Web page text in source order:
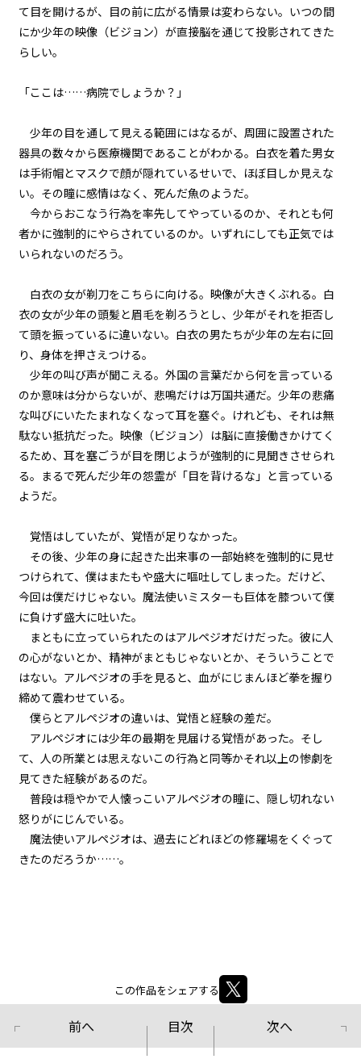
明朝
横組み
第１話
『Serial killer（連続殺人鬼）』
＜２１＞
『Serial killer（連続殺人鬼）』
第１話
『Serial killer（連続殺人鬼）』
＜２３＞
第１話
『Serial killer（連続殺人鬼）』
第２話
『Monsters（怪物たち）』＜１
＞
『Monsters（怪物たち）』＜２
＞
第２話
『Monsters（怪物たち）』＜３
＞
第２話
『Monsters（怪物たち）』＜５
＞
第２話
『Monsters（怪物たち）』＜６
＞
『Monsters（怪物たち）』＜７
＞
『Monsters（怪物たち）』＜８
＞
第２話
『Monsters（怪物たち）』＜１
第２話
て目を開けるが、目の前に広がる情景は変わらない。いつの間
にか少年の映像（ビジョン）が直接脳を通じて投影されてきた
らしい。
「ここは……病院でしょうか？」
少年の目を通して見える範囲にはなるが、周囲に設置された
器具の数々から医療機関であることがわかる。白衣を着た男女
は手術帽とマスクで顔が隠れているせいで、ほぼ目しか見えな
い。その瞳に感情はなく、死んだ魚のようだ。
今からおこなう行為を率先してやっているのか、それとも何
者かに強制的にやらされているのか。いずれにしても正気では
いられないのだろう。
白衣の女が剃刀をこちらに向ける。映像が大きくぶれる。白
衣の女が少年の頭髪と眉毛を剃ろうとし、少年がそれを拒否し
て頭を振っているに違いない。白衣の男たちが少年の左右に回
り、身体を押さえつける。
少年の叫び声が聞こえる。外国の言葉だから何を言っている
のか意味は分からないが、悲鳴だけは万国共通だ。少年の悲痛
な叫びにいたたまれなくなって耳を塞ぐ。けれども、それは無
駄ない抵抗だった。映像（ビジョン）は脳に直接働きかけてく
るため、耳を塞ごうが目を閉じようが強制的に見聞きさせられ
る。まるで死んだ少年の怨霊が「目を背けるな」と言っている
ようだ。
覚悟はしていたが、覚悟が足りなかった。
その後、少年の身に起きた出来事の一部始終を強制的に見せ
つけられて、僕はまたもや盛大に嘔吐してしまった。だけど、
今回は僕だけじゃない。魔法使いミスターも巨体を膝ついて僕
に負けず盛大に吐いた。
まともに立っていられたのはアルペジオだけだった。彼に人
の心がないとか、精神がまともじゃないとか、そういうことで
はない。アルペジオの手を見ると、血がにじまんほど拳を握り
締めて震わせている。
僕らとアルペジオの違いは、覚悟と経験の差だ。
アルペジオには少年の最期を見届ける覚悟があった。そし
て、人の所業とは思えないこの行為と同等かそれ以上の惨劇を
見てきた経験があるのだ。
普段は穏やかで人懐っこいアルペジオの瞳に、隠し切れない
怒りがにじんでいる。
魔法使いアルペジオは、過去にどれほどの修羅場をくぐって
きたのだろうか……。
この作品をシェアする
前へ 目次 次へ